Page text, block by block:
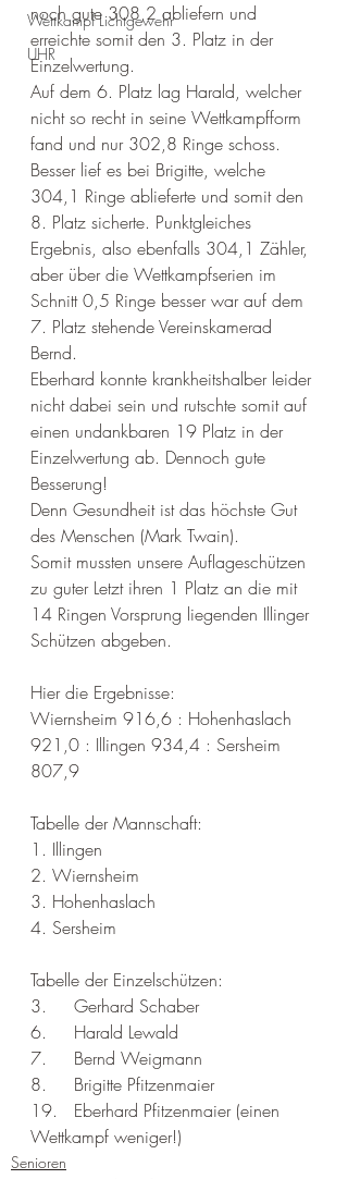
Wettkampf Lichtgewehr
UHR
noch gute 308,2 abliefern und
erreichte somit den 3. Platz in der
Einzelwertung.
Auf dem 6. Platz lag Harald, welcher
nicht so recht in seine Wettkampfform
fand und nur 302,8 Ringe schoss.
Besser lief es bei Brigitte, welche
304,1 Ringe ablieferte und somit den
8. Platz sicherte. Punktgleiches
Ergebnis, also ebenfalls 304,1 Zähler,
aber über die Wettkampfserien im
Schnitt 0,5 Ringe besser war auf dem
7. Platz stehende Vereinskamerad
Bernd.
Eberhard konnte krankheitshalber leider
nicht dabei sein und rutschte somit auf
einen undankbaren 19 Platz in der
Einzelwertung ab. Dennoch gute
Besserung!
Denn Gesundheit ist das höchste Gut
des Menschen (Mark Twain).
Somit mussten unsere Auflageschützen
zu guter Letzt ihren 1 Platz an die mit
14 Ringen Vorsprung liegenden Illinger
Schützen abgeben.
Hier die Ergebnisse:
Wiernsheim 916,6 : Hohenhaslach
921,0 : Illingen 934,4 : Sersheim
807,9
Tabelle der Mannschaft:
1. Illingen
2. Wiernsheim
3. Hohenhaslach
4. Sersheim
Tabelle der Einzelschützen:
3. 	Gerhard Schaber
6. 	Harald Lewald
7. 	Bernd Weigmann
8. 	Brigitte Pfitzenmaier
19. 	Eberhard Pfitzenmaier (einen
Wettkampf weniger!)
Senioren